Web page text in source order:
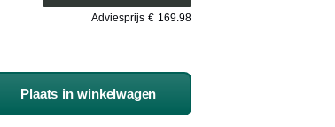
Adviesprijs € 169.98
Plaats in winkelwagen